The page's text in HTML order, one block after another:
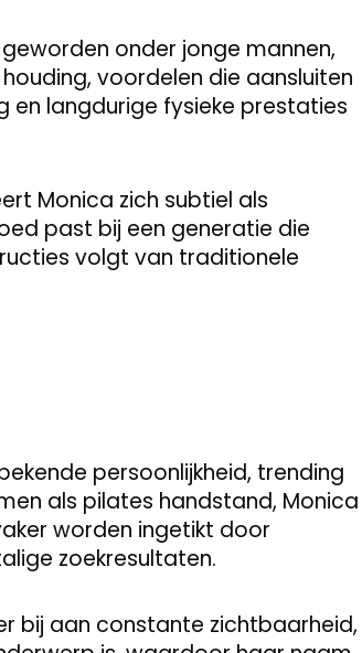
onder jonge mannen,
voordelen die aansluiten
en langdurige fysieke prestaties
Monica zich subtiel als
past bij een generatie die
volgt van traditionele
persoonlijkheid, trending
als pilates handstand, Monica
worden ingetikt door
zoekresultaten.
bij aan constante zichtbaarheid,